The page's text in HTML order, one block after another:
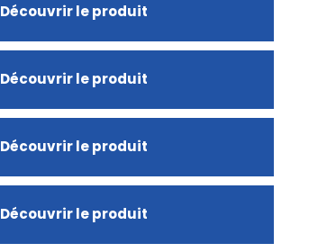
Découvrir le produit
Découvrir le produit
Découvrir le produit
Découvrir le produit